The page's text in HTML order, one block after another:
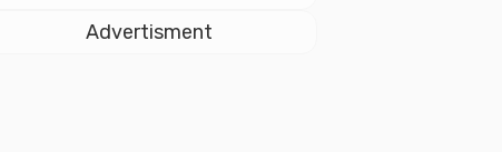
Istiqlal
Advertisment